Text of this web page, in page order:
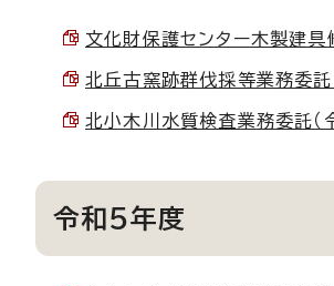
文化財保護センター木製建
北丘古窯跡群伐採等業務委
北小木川水質検査業務委託
令和5年度